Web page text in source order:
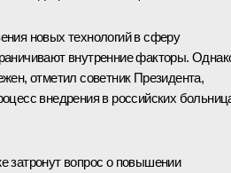
новых технологий в сферу
внутренние факторы.
отметил советник Президента,
внедрения в российских
затронут вопрос о повышении